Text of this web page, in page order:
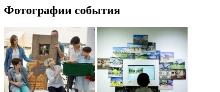
Фотографии события